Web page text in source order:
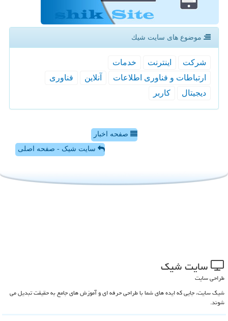
موضوع های سایت شیك
شركت اینترنت
خدمات
ارتباطات و فناوری اطلاعات
آنلاین
فناوری
دیجیتال
كاربر
صفحه اخبار
سایت شیک - صفحه اصلی
سایت شیك
طراحی سایت
شیک سایت، جایی که ایده های شما با طراحی حرفه ای و آموزش های جامع به حقیقت تبدیل می
شوند.